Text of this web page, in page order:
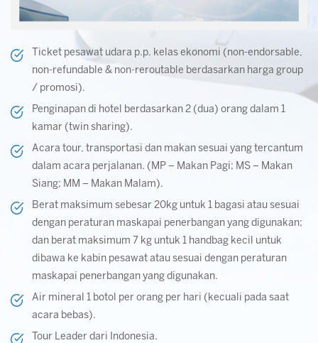
Ticket pesawat udara p.p. kelas ekonomi (non-endorsable,
non-refundable & non-reroutable berdasarkan harga group
/ promosi).
Penginapan di hotel berdasarkan 2 (dua) orang dalam 1
kamar (twin sharing).
Acara tour, transportasi dan makan sesuai yang tercantum
dalam acara perjalanan. (MP – Makan Pagi; MS – Makan
Siang; MM – Makan Malam).
Berat maksimum sebesar 20kg untuk 1 bagasi atau sesuai
dengan peraturan maskapai penerbangan yang digunakan;
dan berat maksimum 7 kg untuk 1 handbag kecil untuk
dibawa ke kabin pesawat atau sesuai dengan peraturan
maskapai penerbangan yang digunakan.
Air mineral 1 botol per orang per hari (kecuali pada saat
acara bebas).
Tour Leader dari Indonesia.